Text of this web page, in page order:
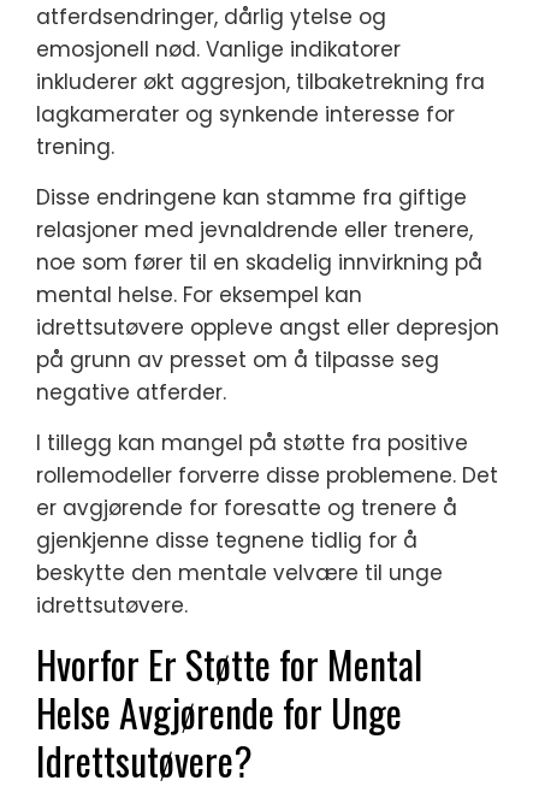
atferdsendringer, dårlig ytelse og
emosjonell nød. Vanlige indikatorer
inkluderer økt aggresjon, tilbaketrekning fra
lagkamerater og synkende interesse for
trening.
Disse endringene kan stamme fra giftige
relasjoner med jevnaldrende eller trenere,
noe som fører til en skadelig innvirkning på
mental helse. For eksempel kan
idrettsutøvere oppleve angst eller depresjon
på grunn av presset om å tilpasse seg
negative atferder.
I tillegg kan mangel på støtte fra positive
rollemodeller forverre disse problemene. Det
er avgjørende for foresatte og trenere å
gjenkjenne disse tegnene tidlig for å
beskytte den mentale velvære til unge
idrettsutøvere.
Hvorfor Er Støtte for Mental
Helse Avgjørende for Unge
Idrettsutøvere?